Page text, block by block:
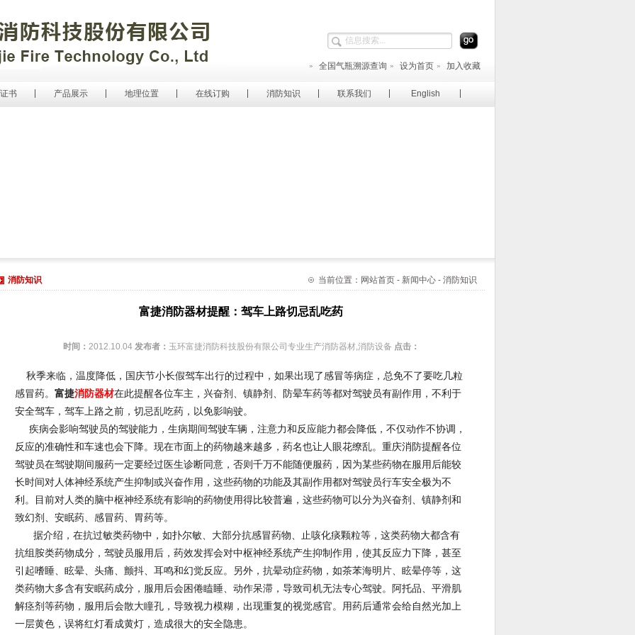
全国气瓶溯源查询 设为首页 加入收藏
书 产品展示 地理位置 在线订购 消防知识 联系我们 English
消防知识 当前位置：网站首页 - 新闻中心 - 消防知识
富捷消防器材提醒：驾车上路切忌乱吃药
时间： 2012.10.04 发布者： 玉环富捷消防科技股份有限公司专业生产消防器材,消防设备 点击：
秋季来临，温度降低，国庆节小长假驾车出行的过程中，如果出现了感冒等病症，总免不了要吃几粒
感冒药。 富捷消防器材在此提醒各位车主，兴奋剂、镇静剂、防晕车药等都对驾驶员有副作用，不利于
安全驾车，驾车上路之前，切忌乱吃药，以免影响驶。
疾病会影响驾驶员的驾驶能力，生病期间驾驶车辆，注意力和反应能力都会降低，不仅动作不协调，
反应的准确性和车速也会下降。现在市面上的药物越来越多，药名也让人眼花缭乱。重庆消防提醒各位
驾驶员在驾驶期间服药一定要经过医生诊断同意，否则千万不能随便服药，因为某些药物在服用后能较
长时间对人体神经系统产生抑制或兴奋作用，这些药物的功能及其副作用都对驾驶员行车安全极为不
利。目前对人类的脑中枢神经系统有影响的药物使用得比较普遍，这些药物可以分为兴奋剂、镇静剂和
致幻剂、安眠药、感冒药、胃药等。
据介绍，在抗过敏类药物中，如扑尔敏、大部分抗感冒药物、止咳化痰颗粒等，这类药物大都含有
抗组胺类药物成分，驾驶员服用后，药效发挥会对中枢神经系统产生抑制作用，使其反应力下降，甚至
引起嗜睡、眩晕、头痛、颤抖、耳鸣和幻觉反应。另外，抗晕动症药物，如茶苯海明片、眩晕停等，这
类药物大多含有安眠药成分，服用后会困倦瞌睡、动作呆滞，导致司机无法专心驾驶。阿托品、平滑肌
解痉剂等药物，服用后会散大瞳孔，导致视力模糊，出现重复的视觉感官。用药后通常会给自然光加上
一层黄色，误将红灯看成黄灯，造成很大的安全隐患。